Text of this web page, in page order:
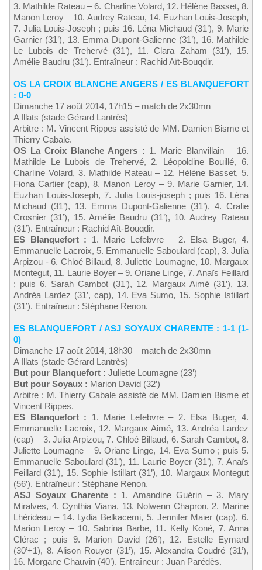
3. Mathilde Rateau – 6. Charline Volard, 12. Hélène Basset, 8.
Manon Leroy – 10. Audrey Rateau, 14. Euzhan Louis-Joseph,
7. Julia Louis-Joseph ; puis 16. Léna Michaud (31’), 9. Marie
Garnier (31’), 13. Emma Dupont-Galienne (31’), 16. Mathilde
Le Lubois de Trehervé (31’), 11. Clara Zaham (31’), 15.
Amélie Baudru (31’). Entraîneur : Rachid Aït-Bouqdir.
OS LA CROIX BLANCHE ANGERS / ES BLANQUEFORT
: 0-0
Dimanche 17 août 2014, 17h15 – match de 2x30mn
A Illats (stade Gérard Lantrès)
Arbitre : M. Vincent Rippes assisté de MM. Damien Bisme et
Thierry Cabale.
OS La Croix Blanche Angers : 1. Marie Blanvillain – 16.
Mathilde Le Lubois de Trehervé, 2. Léopoldine Bouillé, 6.
Charline Volard, 3. Mathilde Rateau – 12. Hélène Basset, 5.
Fiona Cartier (cap), 8. Manon Leroy – 9. Marie Garnier, 14.
Euzhan Louis-Joseph, 7. Julia Louis-joseph ; puis 16. Léna
Michaud (31’), 13. Emma Dupont-Galienne (31’), 4. Cralie
Crosnier (31’), 15. Amélie Baudru (31’), 10. Audrey Rateau
(31’). Entraîneur : Rachid Aît-Bouqdir.
ES Blanquefort : 1. Marie Lefebvre – 2. Elsa Buger, 4.
Emmanuelle Lacroix, 5. Emmanuelle Saboulard (cap), 3. Julia
Arpizou - 6. Chloé Billaud, 8. Juliette Loumagne, 10. Margaux
Montegut, 11. Laurie Boyer – 9. Oriane Linge, 7. Anaïs Feillard
; puis 6. Sarah Cambot (31’), 12. Margaux Aimé (31’), 13.
Andréa Lardez (31’, cap), 14. Eva Sumo, 15. Sophie Istillart
(31’). Entraîneur : Stéphane Renon.
ES BLANQUEFORT / ASJ SOYAUX CHARENTE : 1-1 (1-
0)
Dimanche 17 août 2014, 18h30 – match de 2x30mn
A Illats (stade Gérard Lantrès)
But pour Blanquefort : Juliette Loumagne (23’)
But pour Soyaux : Marion David (32’)
Arbitre : M. Thierry Cabale assisté de MM. Damien Bisme et
Vincent Rippes.
ES Blanquefort : 1. Marie Lefebvre – 2. Elsa Buger, 4.
Emmanuelle Lacroix, 12. Margaux Aimé, 13. Andréa Lardez
(cap) – 3. Julia Arpizou, 7. Chloé Billaud, 6. Sarah Cambot, 8.
Juliette Loumagne – 9. Oriane Linge, 14. Eva Sumo ; puis 5.
Emmanuelle Saboulard (31’), 11. Laurie Boyer (31’), 7. Anaïs
Feillard (31’), 15. Sophie Istillart (31’), 10. Margaux Montegut
(56’). Entraîneur : Stéphane Renon.
ASJ Soyaux Charente : 1. Amandine Guérin – 3. Mary
Miralves, 4. Cynthia Viana, 13. Nolwenn Chapron, 2. Marine
Lhérideau – 14. Lydia Belkacemi, 5. Jennifer Maier (cap), 6.
Marion Leroy – 10. Sabrina Barbe, 11. Kelly Koné, 7. Anna
Clérac ; puis 9. Marion David (26’), 12. Estelle Eymard
(30’+1), 8. Alison Rouyer (31’), 15. Alexandra Coudré (31’),
16. Morgane Chauvin (40’). Entraîneur : Juan Parédès.